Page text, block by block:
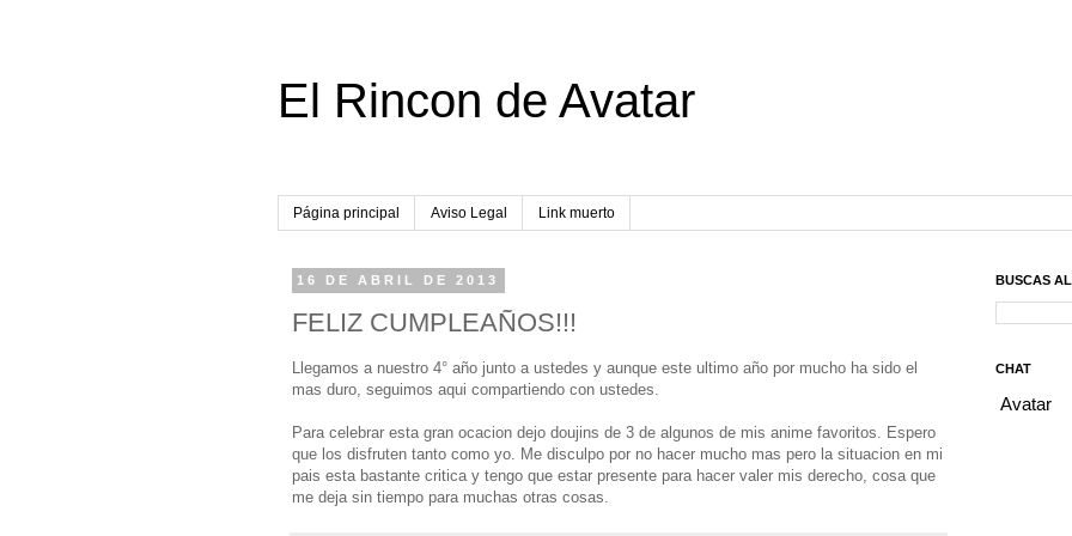
El Rincon de Avatar
Página principal Aviso Legal Link muerto
16 DE ABRIL DE 2013
FELIZ CUMPLEAÑOS!!!
Llegamos a nuestro 4° año junto a ustedes y aunque este ultimo año por mucho ha sido el
mas duro, seguimos aqui compartiendo con ustedes.
Para celebrar esta gran ocacion dejo doujins de 3 de algunos de mis anime favoritos. Espero
que los disfruten tanto como yo. Me disculpo por no hacer mucho mas pero la situacion en mi
pais esta bastante critica y tengo que estar presente para hacer valer mis derecho, cosa que
me deja sin tiempo para muchas otras cosas.
BUSCAS
CHAT